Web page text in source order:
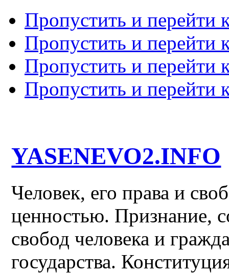
Пропустить и перейти
Пропустить и перейти
Пропустить и перейти
Пропустить и перейти
YASENEVO2.INFO
Человек, его права и
ценностью. Признание,
свобод человека и
государства.